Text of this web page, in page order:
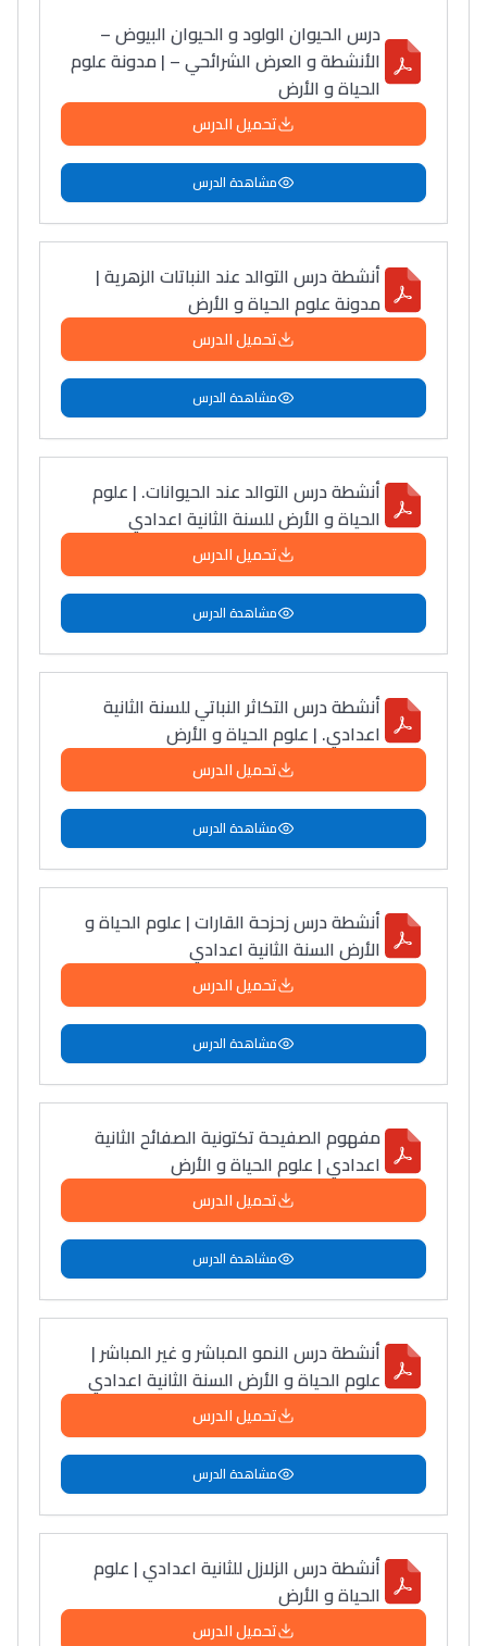
Collège au Maroc
التعليم الثانوي الإعدادي
Post-Bac
+ de 78 Sujets
Interviews/Vidéos
+ de 89 Interviews/Vidéos
دليل المهن
ما يزيد عن 149 مهنة
دليل التوجيه
التوجيه بالثانوي و الإعدادي
Ki Derti Liha
باش تقدر تساعد الناس
يلقاو التوازن من الدّاخل
ومن الخارج، بشرى
أمسكين بنات مسارها
خطوة بخطوة - مترجم
القراية و الخدمة فمجال
تقويم البصر مع المختصّة
مريم الزواكي
مسار عبد العزيز فتيشي،
المبدع فمجال الديكور و
النحت اللي كيحلم يحيي
أكادير أوفلا
سقطت فالباك و سنة
2011 بدّلاتني بزّاف، مسار
إلياس أريدال، إطار
فمنظّمة دولية
مهنة التّرجمة، العمل
التّطوّعي، التّشبيك و
أشياء أخرى مع مامودو
سامورا
بطلة المغرب فالقفز
الطولي، ملاك البردع
كتحكي على تجربتها
فالرّياضة و الدّراسة
درس الحيوان الولود و الحيوان البيوض –
الأنشطة و العرض الشرائحي – | مدونة علوم
الحياة و الأرض
تحميل الدرس
مشاهدة الدرس
أنشطة درس التوالد عند النباتات الزهرية |
مدونة علوم الحياة و الأرض
تحميل الدرس
مشاهدة الدرس
أنشطة درس التوالد عند الحيوانات. | علوم
الحياة و الأرض للسنة الثانية اعدادي
تحميل الدرس
مشاهدة الدرس
أنشطة درس التكاثر النباتي للسنة الثانية
اعدادي. | علوم الحياة و الأرض
تحميل الدرس
مشاهدة الدرس
أنشطة درس زحزحة القارات | علوم الحياة و
الأرض السنة الثانية اعدادي
تحميل الدرس
مشاهدة الدرس
مفهوم الصفيحة تكتونية الصفائح الثانية
اعدادي | علوم الحياة و الأرض
تحميل الدرس
مشاهدة الدرس
أنشطة درس النمو المباشر و غير المباشر |
علوم الحياة و الأرض السنة الثانية اعدادي
تحميل الدرس
مشاهدة الدرس
أنشطة درس الزلازل للثانية اعدادي | علوم
الحياة و الأرض
تحميل الدرس